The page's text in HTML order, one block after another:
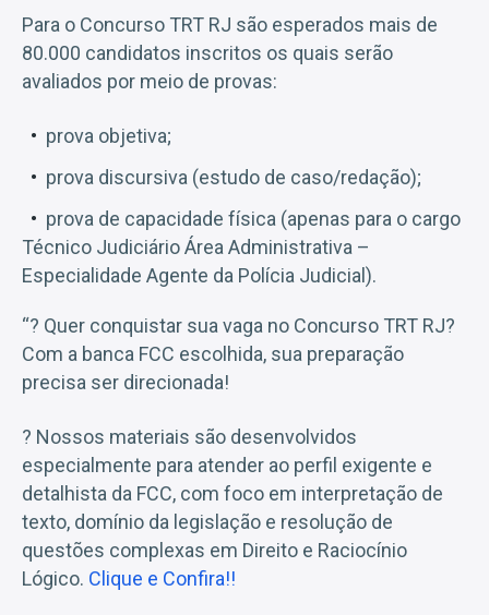
Para o Concurso TRT RJ são esperados mais de
80.000 candidatos inscritos os quais serão
avaliados por meio de provas:
prova objetiva;
prova discursiva (estudo de caso/redação);
prova de capacidade física (apenas para o cargo
Técnico Judiciário Área Administrativa –
Especialidade Agente da Polícia Judicial).
“? Quer conquistar sua vaga no Concurso TRT RJ?
Com a banca FCC escolhida, sua preparação
precisa ser direcionada!
? Nossos materiais são desenvolvidos
especialmente para atender ao perfil exigente e
detalhista da FCC, com foco em interpretação de
texto, domínio da legislação e resolução de
questões complexas em Direito e Raciocínio
Lógico. Clique e Confira!!